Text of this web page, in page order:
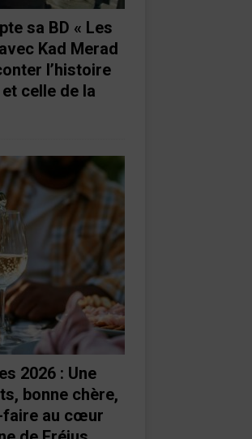
sa BD « Les
Kad Merad
l’histoire
celle de la
2026 : Une
bonne chère,
au cœur